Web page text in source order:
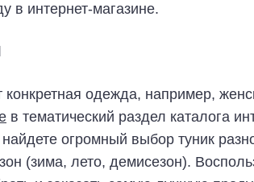
в интернет-магазине.
конкретная одежда, например,
в тематический раздел каталога
огромный выбор туник
(зима, лето, демисезон).